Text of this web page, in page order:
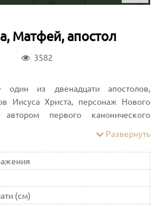
Матфей, апостол
3582
из двенадцати апостолов,
Иисуса Христа, персонаж Нового
автором первого канонического
в сопровождении ангела
Развернуть
(см)